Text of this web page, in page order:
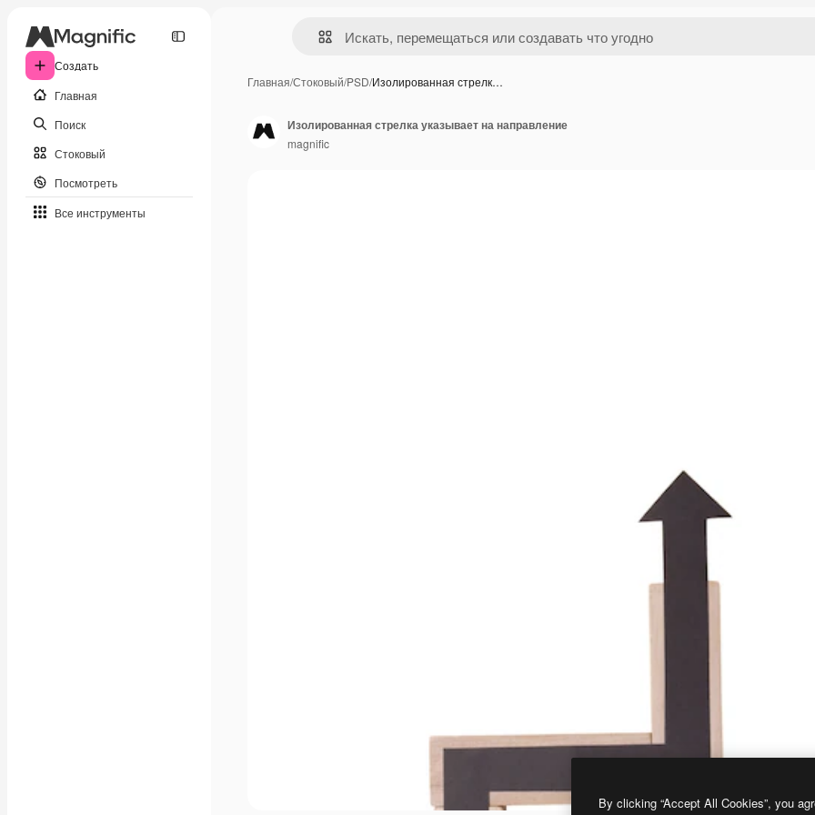
Создать
Главная
Поиск
Стоковый
Посмотреть
Все инструменты
Главная/Стоковый/PSD/Изолированная стрелк…
Изолированная стрелка указывает на направление
magnific
By clicking “Accept All Cookies”, you